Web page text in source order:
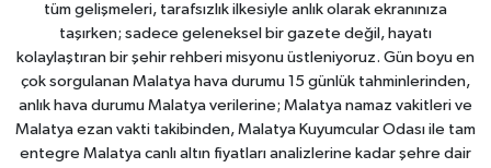
tüm gelişmeleri, tarafsızlık ilkesiyle anlık olarak ekranınıza
taşırken; sadece geleneksel bir gazete değil, hayatı
kolaylaştıran bir şehir rehberi misyonu üstleniyoruz. Gün boyu en
çok sorgulanan Malatya hava durumu 15 günlük tahminlerinden,
anlık hava durumu Malatya verilerine; Malatya namaz vakitleri ve
Malatya ezan vakti takibinden, Malatya Kuyumcular Odası ile tam
entegre Malatya canlı altın fiyatları analizlerine kadar şehre dair